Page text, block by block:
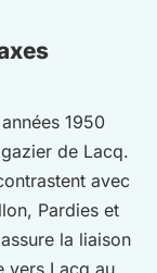
1950
de Lacq.
avec
Pardies et
la liaison